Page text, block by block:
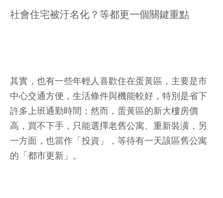
社會住宅被汙名化？等都更一個關鍵重點
其實，也有一些年輕人喜歡住在蛋黃區，主要是市
中心交通方便，生活條件與機能較好，特別是省下
許多上班通勤時間；然而，蛋黃區的新大樓房價
高，買不下手，只能選擇老舊公寓、重新裝潢，另
一方面，也當作「投資」，等待有一天該區舊公寓
的「都市更新」。